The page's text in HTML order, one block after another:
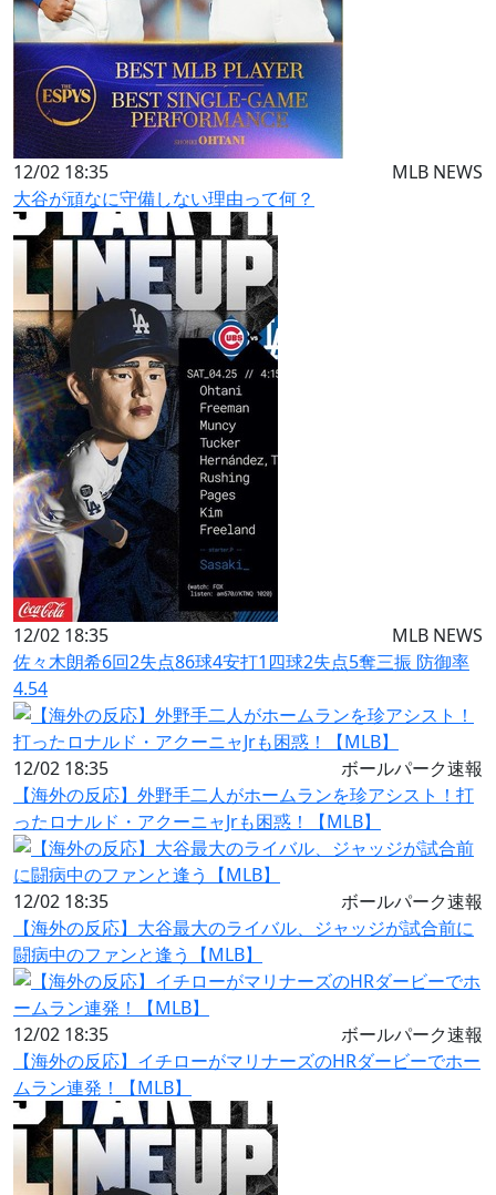
12/02 18:35
MLB NEWS
大谷が頑なに守備しない理由って何？
12/02 18:35
MLB NEWS
佐々木朗希6回2失点86球4安打1四球2失点5奪三振 防御率
4.54
12/02 18:35
ボールパーク速報
【海外の反応】外野手二人がホームランを珍アシスト！打
ったロナルド・アクーニャJrも困惑！【MLB】
12/02 18:35
ボールパーク速報
【海外の反応】大谷最大のライバル、ジャッジが試合前に
闘病中のファンと逢う【MLB】
12/02 18:35
ボールパーク速報
【海外の反応】イチローがマリナーズのHRダービーでホー
ムラン連発！【MLB】